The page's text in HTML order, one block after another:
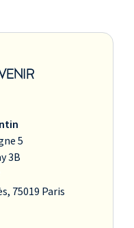
5
3B
75019 Paris